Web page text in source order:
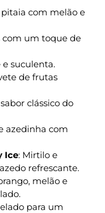
pitaia com melão e
com um toque de
e suculenta.
de frutas
clássico do
azedinha com
Ice: Mirtilo e
refrescante.
melão e
para um